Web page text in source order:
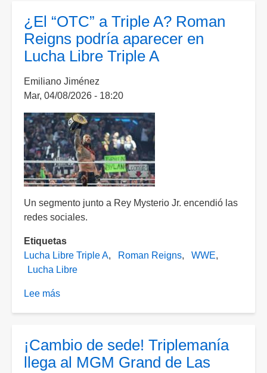
"Jefe
Tribal"?
Listos
participantes
del
torneo
de
luchadores
de
WWE
y
Triple
A
¿El “OTC” a Triple A? Roman
Reigns podría aparecer en
Lucha Libre Triple A
Emiliano Jiménez
Mar, 04/08/2026 - 18:20
Un segmento junto a Rey Mysterio Jr. encendió las
redes sociales.
Etiquetas
Lucha Libre Triple A
Roman Reigns
WWE
Lucha Libre
Lee más
Triple
A?
¡Cambio de sede! Triplemanía
llega al MGM Grand de Las